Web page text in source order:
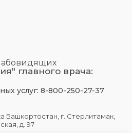
главного врача:
услуг: 8-800-250-27-37
Башкортостан, г. Стерлитамак,
д. 97